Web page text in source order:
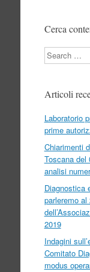
Cerca
Search
Articoli
Laboratorio
prime
Chiarimenti
Toscana del
analisi
Diagnostica
parleremo al
2019
Indagini
Comitato
modus